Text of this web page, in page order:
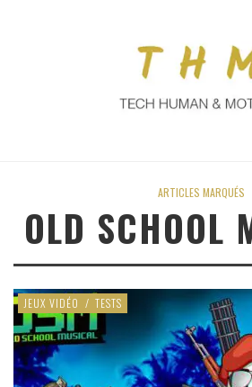
ARTICLES MARQUÉS
OLD SCHOOL
JEUX VIDÉO / TESTS